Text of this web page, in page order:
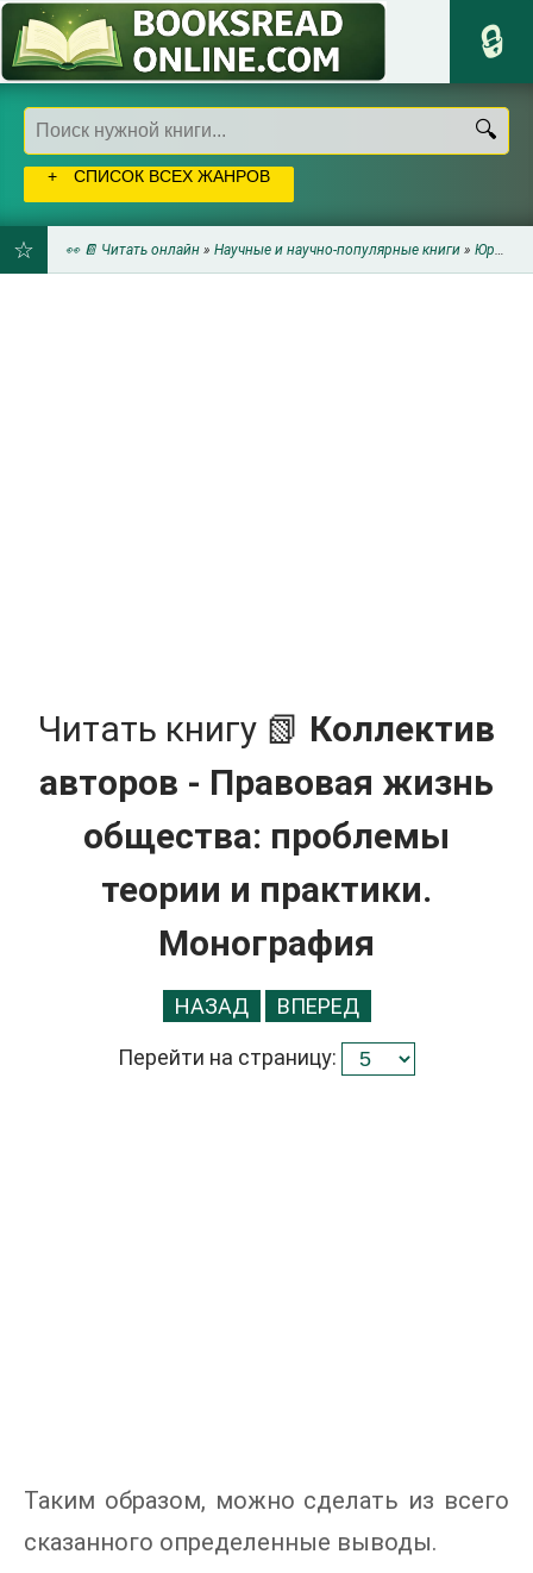
СПИСОК ВСЕХ ЖАНРОВ
👀 📔 Читать онлайн » Научные и научно-популярные книги » Юриспруденция
Читать книгу 📗 Коллектив
авторов - Правовая жизнь
общества: проблемы
теории и практики.
Монография
НАЗАД ВПЕРЕД
Перейти на страницу:
Таким образом, можно сделать из всего
сказанного определенные выводы.